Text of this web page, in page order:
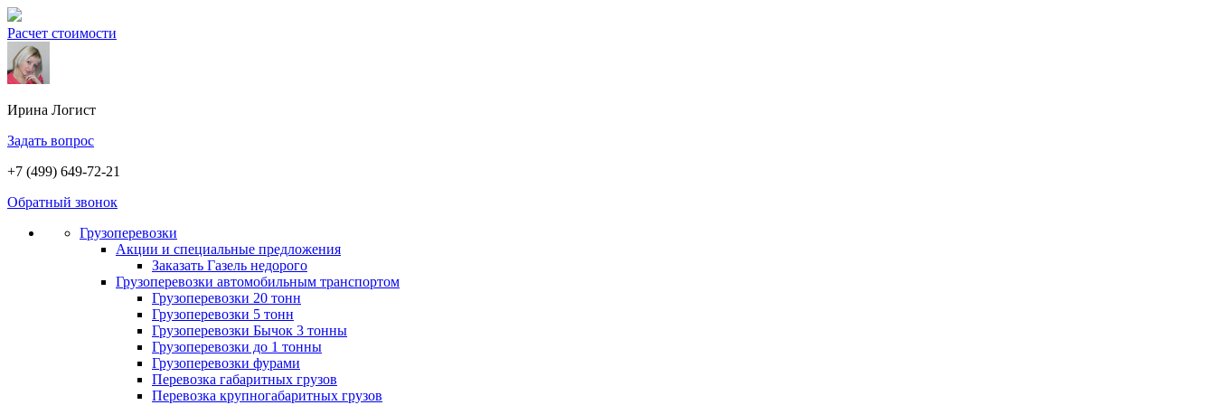
Расчет стоимости
Ирина Логист
Задать вопрос
+7 (499) 649-72-21
Обратный звонок
Грузоперевозки
Акции и специальные предложения
Заказать Газель недорого
Грузоперевозки автомобильным транспортом
Грузоперевозки 20 тонн
Грузоперевозки 5 тонн
Грузоперевозки Бычок 3 тонны
Грузоперевозки до 1 тонны
Грузоперевозки фурами
Перевозка габаритных грузов
Перевозка крупногабаритных грузов